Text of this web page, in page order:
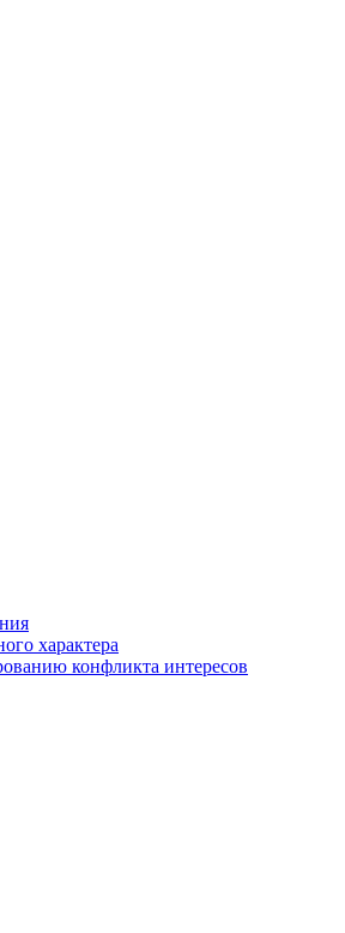
характера
конфликта интересов